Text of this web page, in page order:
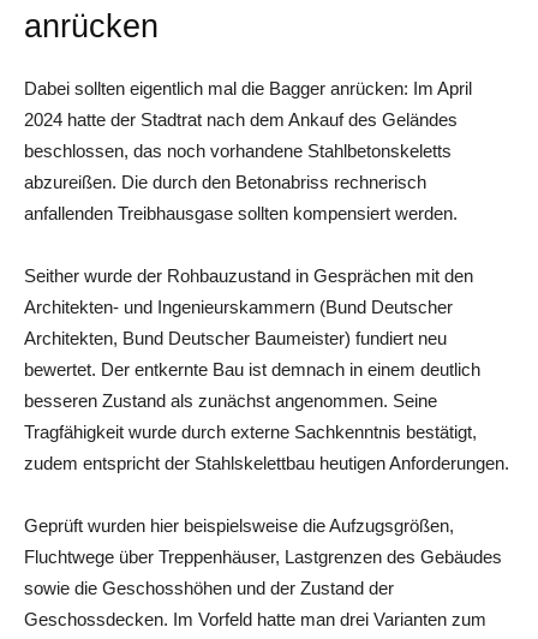
anrücken
Dabei sollten eigentlich mal die Bagger anrücken: Im April
2024 hatte der Stadtrat nach dem Ankauf des Geländes
beschlossen, das noch vorhandene Stahlbetonskeletts
abzureißen. Die durch den Betonabriss rechnerisch
anfallenden Treibhausgase sollten kompensiert werden.
Seither wurde der Rohbauzustand in Gesprächen mit den
Architekten- und Ingenieurskammern (Bund Deutscher
Architekten, Bund Deutscher Baumeister) fundiert neu
bewertet. Der entkernte Bau ist demnach in einem deutlich
besseren Zustand als zunächst angenommen. Seine
Tragfähigkeit wurde durch externe Sachkenntnis bestätigt,
zudem entspricht der Stahlskelettbau heutigen Anforderungen.
Geprüft wurden hier beispielsweise die Aufzugsgrößen,
Fluchtwege über Treppenhäuser, Lastgrenzen des Gebäudes
sowie die Geschosshöhen und der Zustand der
Geschossdecken. Im Vorfeld hatte man drei Varianten zum